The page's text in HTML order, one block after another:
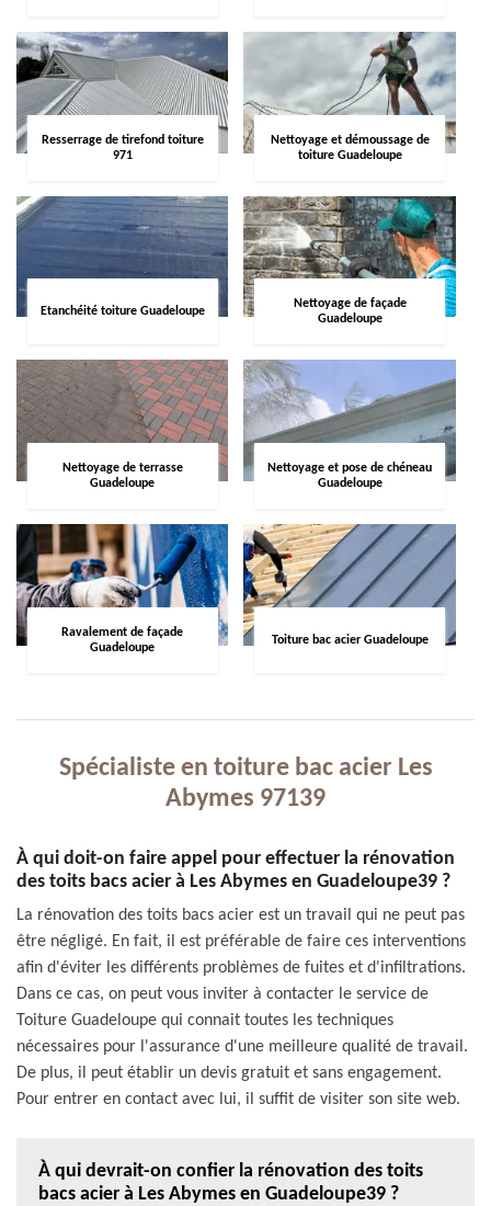
Resserrage de tirefond toiture
971
Nettoyage et démoussage de
toiture Guadeloupe
Etanchéité toiture Guadeloupe
Nettoyage de façade
Guadeloupe
Nettoyage de terrasse
Guadeloupe
Nettoyage et pose de chéneau
Guadeloupe
Ravalement de façade
Guadeloupe
Toiture bac acier Guadeloupe
Spécialiste en toiture bac acier Les
Abymes 97139
À qui doit-on faire appel pour effectuer la rénovation
des toits bacs acier à Les Abymes en Guadeloupe39 ?
La rénovation des toits bacs acier est un travail qui ne peut pas
être négligé. En fait, il est préférable de faire ces interventions
afin d'éviter les différents problèmes de fuites et d'infiltrations.
Dans ce cas, on peut vous inviter à contacter le service de
Toiture Guadeloupe qui connait toutes les techniques
nécessaires pour l'assurance d'une meilleure qualité de travail.
De plus, il peut établir un devis gratuit et sans engagement.
Pour entrer en contact avec lui, il suffit de visiter son site web.
À qui devrait-on confier la rénovation des toits
bacs acier à Les Abymes en Guadeloupe39 ?